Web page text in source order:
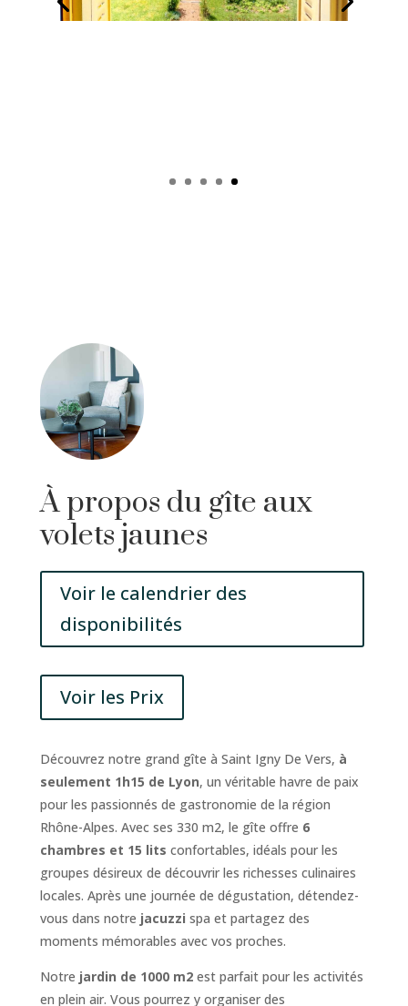
À propos du gîte aux
volets jaunes
Voir le calendrier des
disponibilités
Voir les Prix
Découvrez notre grand gîte à Saint Igny De Vers, à
seulement 1h15 de Lyon, un véritable havre de paix
pour les passionnés de gastronomie de la région
Rhône-Alpes. Avec ses 330 m2, le gîte offre 6
chambres et 15 lits confortables, idéals pour les
groupes désireux de découvrir les richesses culinaires
locales. Après une journée de dégustation, détendez-
vous dans notre jacuzzi spa et partagez des
moments mémorables avec vos proches.
Notre jardin de 1000 m2 est parfait pour les activités
en plein air. Vous pourrez y organiser des